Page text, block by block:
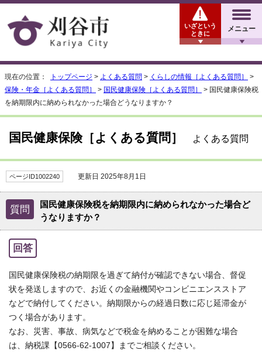
メニュー
いざという
ときに
現在の位置： トップページ > よくある質問 > くらしの情報［よくある質問］
>
保険・年金［よくある質問］
> 国民健康保険［よくある質問］
> 国民健康保険税
を納期限内に納められなかった場合どうなりますか？
国民健康保険［よくある質問］ よくある質問
ページID1002240 更新日 2025年8月1日
質問
国民健康保険税を納期限内に納められなかった場合ど
うなりますか？
回答
国民健康保険税の納期限を過ぎて納付が確認できない場合、督促
状を発送しますので、お近くの金融機関やコンビニエンスストア
などで納付してください。納期限からの経過日数に応じ延滞金が
つく場合があります。
なお、災害、事故、病気などで税金を納めることが困難な場合
は、納税課【0566-62-1007】までご相談ください。